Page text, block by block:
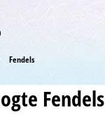
Fendels
Fendels